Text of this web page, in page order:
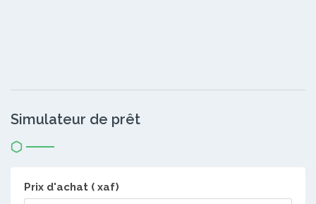
Simulateur de prêt
Prix d'achat ( xaf)